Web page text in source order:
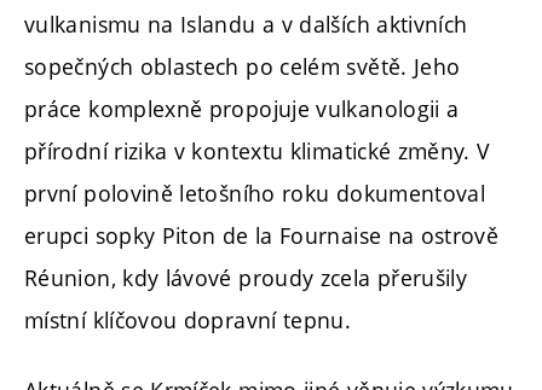
vulkanismu na Islandu a v dalších aktivních
sopečných oblastech po celém světě. Jeho
práce komplexně propojuje vulkanologii a
přírodní rizika v kontextu klimatické změny. V
první polovině letošního roku dokumentoval
erupci sopky Piton de la Fournaise na ostrově
Réunion, kdy lávové proudy zcela přerušily
místní klíčovou dopravní tepnu.